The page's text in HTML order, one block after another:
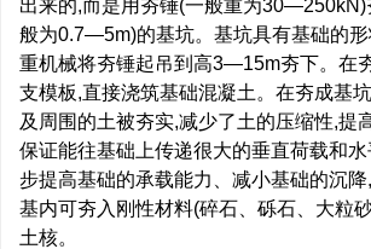
出来的,而是用夯锤(一般重为30—250kN)
般为0.7—5m)的基坑。基坑具有基础的
重机械将夯锤起吊到高3—15m夯下。在
支模板,直接浇筑基础混凝土。在夯成基
及周围的土被夯实,减少了土的压缩性,提
保证能往基础上传递很大的垂直荷载和
步提高基础的承载能力、减小基础的沉
基内可夯入刚性材料(碎石、砾石、大粒
土核。